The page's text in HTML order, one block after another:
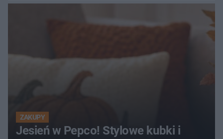
ZAKUPY
Jesień w Pepco! Stylowe kubki i